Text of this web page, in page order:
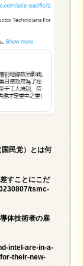
民党）とは何
すことにこだ
tsmc-
体技術者の雇
intel-are-in-a-
their-new-